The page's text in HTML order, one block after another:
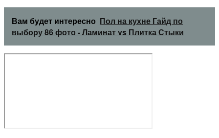
Вам будет интересно Пол на кухне Гайд по
выбору 86 фото - Ламинат vs Плитка Стыки